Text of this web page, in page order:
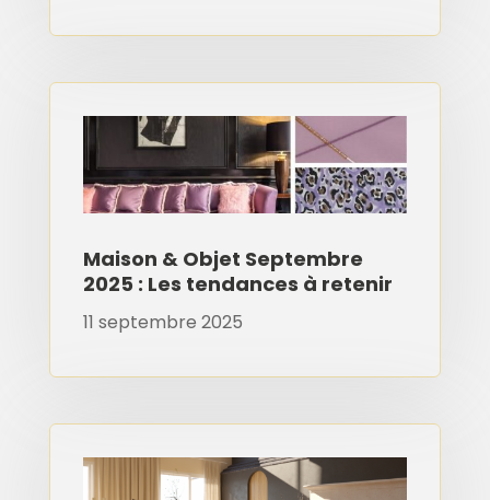
Maison & Objet Septembre
2025 : Les tendances à retenir
11 septembre 2025